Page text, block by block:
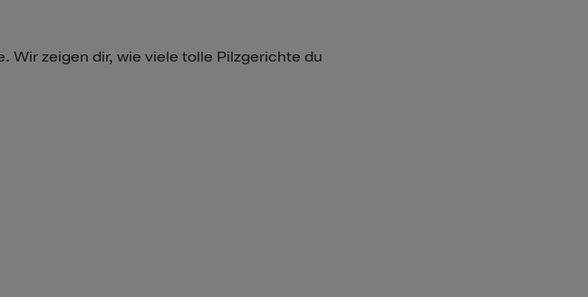
Wir zeigen dir, wie viele tolle Pilzgerichte du